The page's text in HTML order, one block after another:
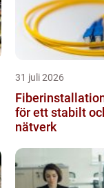
31 juli 2026
Fiberinstallation
för ett stabilt
nätverk